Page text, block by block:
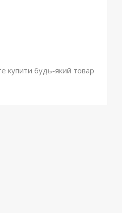
купити будь-який товар